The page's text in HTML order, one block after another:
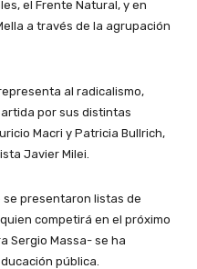
el Frente Natural, y en
a través de la agrupación
al radicalismo,
por sus distintas
Macri y Patricia Bullrich,
Javier Milei.
se presentaron listas de
competirá en el próximo
Sergio Massa- se ha
pública.